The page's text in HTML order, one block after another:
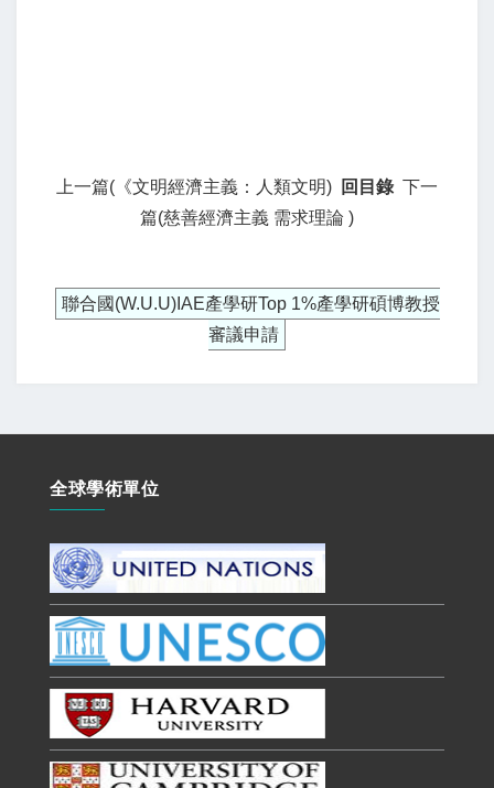
上一篇(《文明經濟主義：人類文明) 回目錄 下一
篇(慈善經濟主義 需求理論 )
聯合國(W.U.U)IAE產學研Top 1%產學研碩博教授
審議申請
全球學術單位